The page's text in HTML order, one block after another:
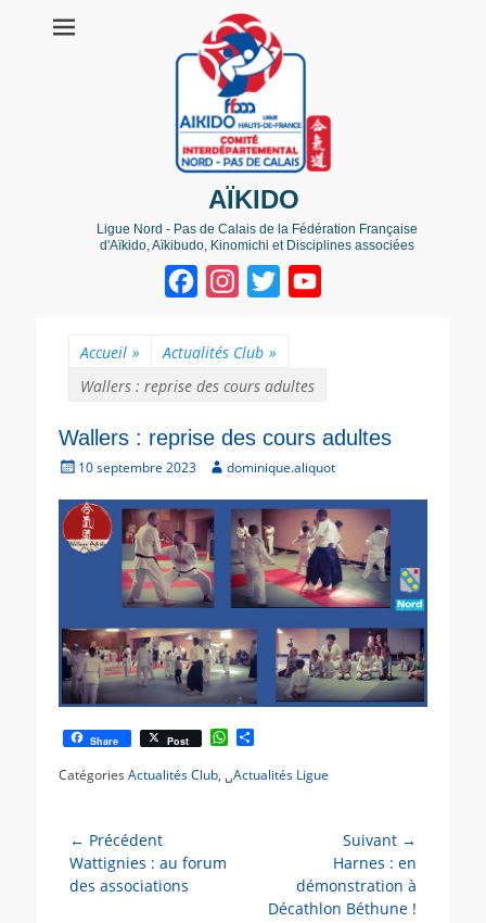
AÏKIDO
Ligue Nord - Pas de Calais de la Fédération Française
d'Aïkido, Aïkibudo, Kinomichi et Disciplines associées
FacebookInstagram
Twitter
Accueil » Actualités Club »
Wallers : reprise des cours adultes
Wallers : reprise des cours adultes
P
s
t
é
10 septembre 2023
A
t
e
u
r
dominique.aliquot
Share Post W
h
a
t
r
Catégories Actualités Club, ␣Actualités Ligue
Navigation
de
l’article
← Précédent
Article
précédent :
Wattignies : au forum
des associations
Suivant →
suivant :
Harnes : en
démonstration à
Décathlon Béthune !